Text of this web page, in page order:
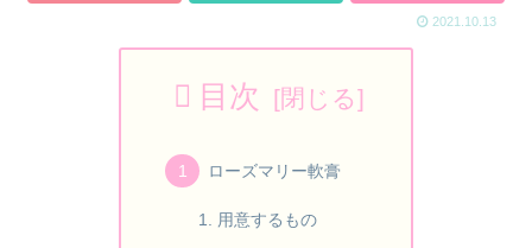
2021.10.13
目次
ローズマリー軟膏
用意するもの